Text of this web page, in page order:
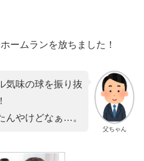
ームランを放ちました！
父ちゃん
気味の球を振り抜
んやけどなぁ…。